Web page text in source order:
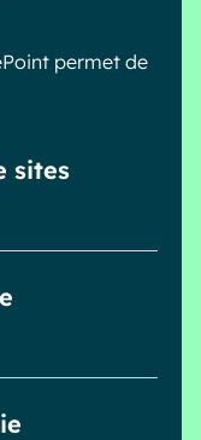
permet de
sites